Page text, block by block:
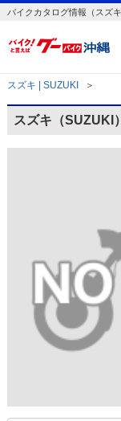
バイクカタログ情報（スズ
スズキ | SUZUKI ＞
スズキ（SUZUKI